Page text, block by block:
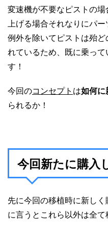
変速機が不要なピストの
上げる場合それなりにパ
例外を除いてピストは殆
れているため、既に乗っ
す！
今回のコンセプト は如何に
られるか！
今回新たに購入
先に今回の移植時に新し
に言うとこれら以外は全て